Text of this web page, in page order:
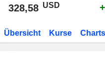
328,58 USD
Übersicht Kurse Charts